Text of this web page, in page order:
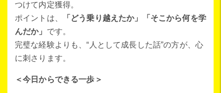
つけて内定獲得。
ポイントは、
「どう乗り越えたか」「そこから何を学
んだか」 です。
完璧な経験よりも、“人として成長した話”の方が、心
に刺さります。
＜今日からできる一歩＞